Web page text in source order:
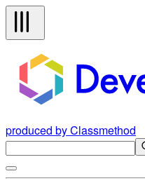
produced by Classmethod